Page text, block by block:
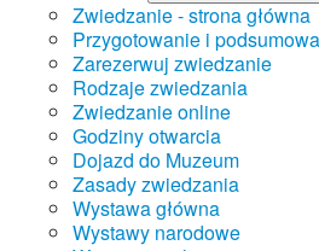
Zwiedzanie - strona główna
Przygotowanie i
Zarezerwuj zwiedzanie
Rodzaje zwiedzania
Zwiedzanie online
Godziny otwarcia
Dojazd do Muzeum
Zasady zwiedzania
Wystawa główna
Wystawy narodowe